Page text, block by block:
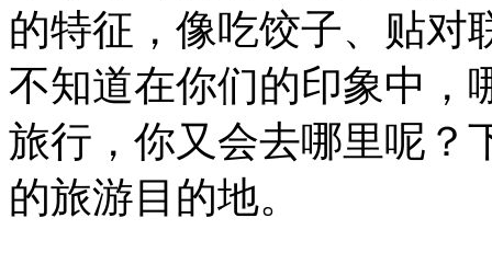
的特征，像吃饺子、贴对
不知道在你们的印象中，
旅行，你又会去哪里呢？
的旅游目的地。